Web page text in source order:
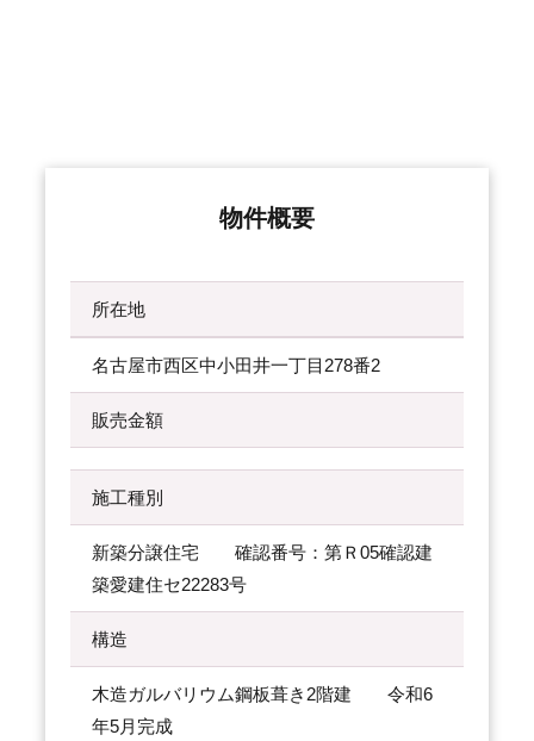
物件概要
所在地
名古屋市西区中小田井一丁目278番2
販売金額
施工種別
新築分譲住宅 確認番号：第Ｒ05確認建
築愛建住セ22283号
構造
木造ガルバリウム鋼板葺き2階建 令和6
年5月完成